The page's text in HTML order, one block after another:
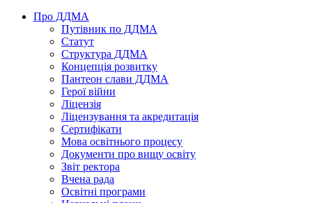
Про ДДМА
Путівник по ДДМА
Статут
Структура ДДМА
Концепція розвитку
Пантеон слави ДДМА
Герої війни
Ліцензія
Ліцензування та акредитація
Сертифікати
Мова освітнього процесу
Документи про вищу освіту
Звіт ректора
Вчена рада
Освітні програми